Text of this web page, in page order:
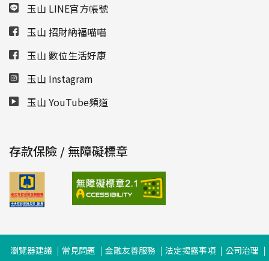
玉山 LINE官方帳號
玉山 招財納福喵喵
玉山 數位生活好康
玉山 Instagram
玉山 YouTube頻道
存款保險 / 無障礙標章
瀏覽器建議 常見問題 金融友善服務 法定揭露事項 公司治理